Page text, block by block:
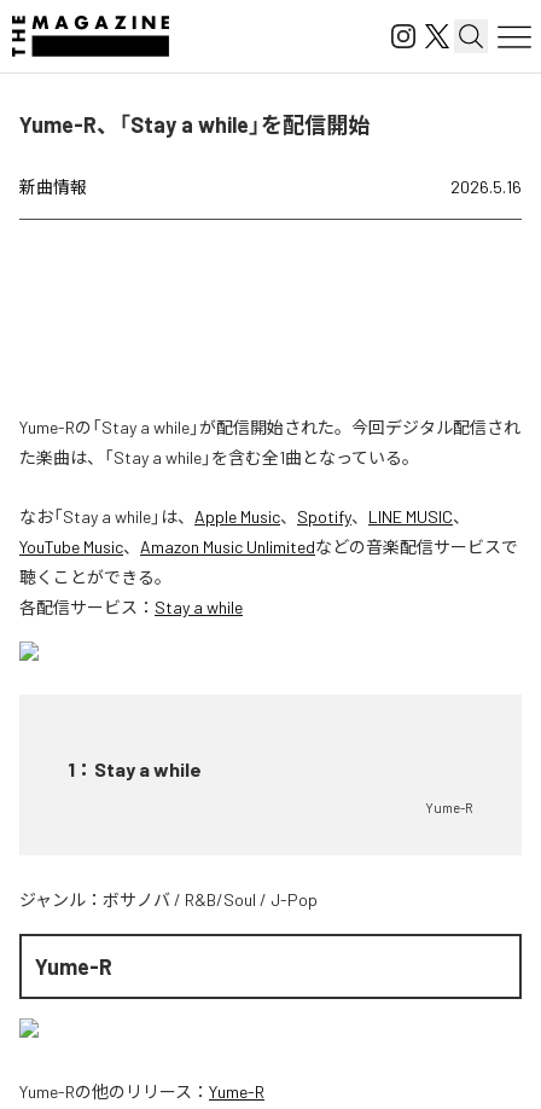
Yume-R、「Stay a while」を配信開始
新曲情報 2026.5.16
Yume-Rの「Stay a while」が配信開始された。今回デジタル配信され
た楽曲は、「Stay a while」を含む全1曲となっている。
なお「Stay a while」は、 Apple Music、 Spotify、 LINE MUSIC、
YouTube Music、 Amazon Music Unlimitedなどの音楽配信サービスで
聴くことができる。
各配信サービス： Stay a while
1 ： Stay a while
Yume-R
ジャンル： ボサノバ / R&B/Soul / J-Pop
Yume-R
Yume-Rの他のリリース： Yume-R